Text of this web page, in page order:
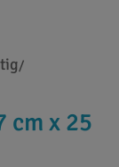
/
cm x 25